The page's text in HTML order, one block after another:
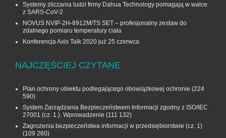
Systemy zliczania ludzi firmy Dahua Technology pomagają w walce
z SARS-CoV-2
NOVUS NVIP-2H-8912M/TS SET – profesjonalny zestaw do
zdalnego pomiaru temperatury ciała
Konferencja Axis Talk 2020 już 25 czerwca
NAJCZĘŚCIEJ CZYTANE
Plan ochrony obiektu podlegającego obowiązkowej ochronie (224
590)
System Zarządzania Bezpieczeństwem Informacji zgodny z ISO/IEC
27001 (cz. 1.). Wprowadzenie (111 132)
Zagrożenia bezpieczeństwa informacji w przedsiębiorstwie (cz. 1)
(109 260)